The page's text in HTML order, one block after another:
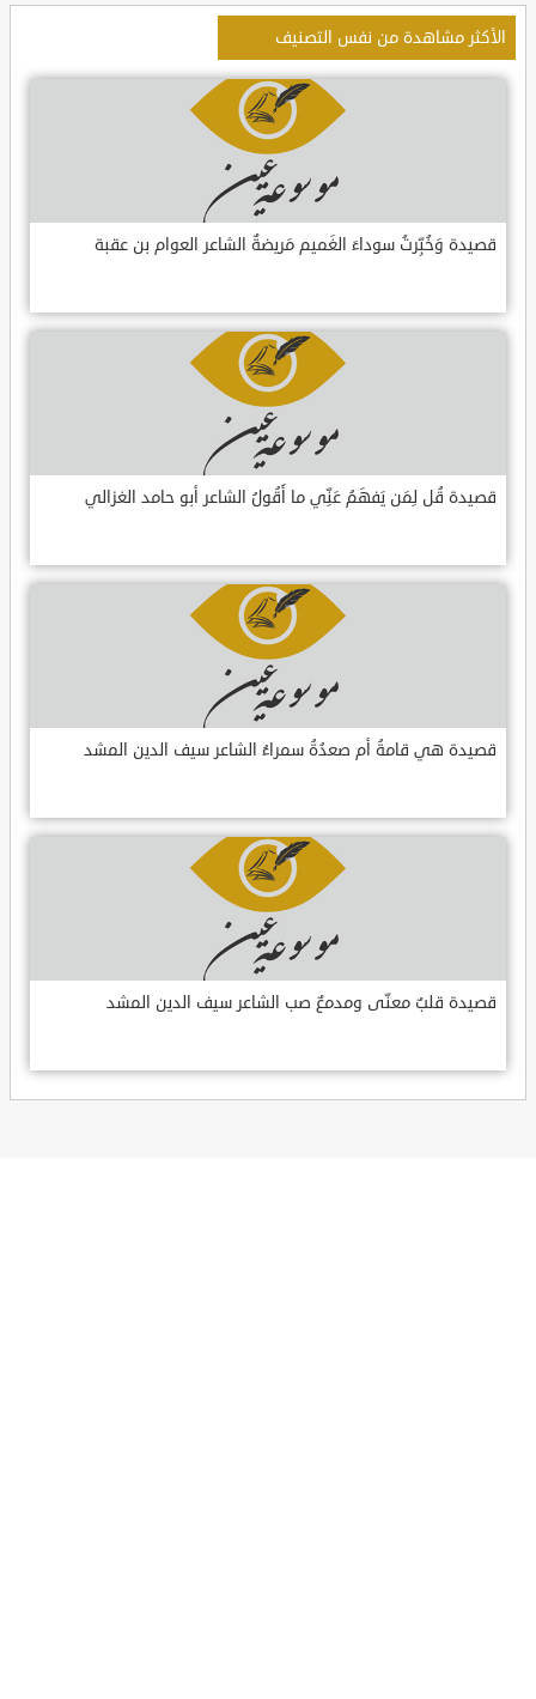
الأكثر مشاهدة من نفس التصنيف
قصيدة وَخُبِّرتُ سوداءَ الغَميم مَريضةٌ الشاعر العوام بن عقبة
قصيدة قُل لِمَن يَفهَمُ عَنِّي ما أَقُولُ الشاعر أبو حامد الغزالي
قصيدة هي قامةُ أم صعدُةُ سمراءُ الشاعر سيف الدين المشد
قصيدة قلبٌ معنّى ومدمعٌ صب الشاعر سيف الدين المشد